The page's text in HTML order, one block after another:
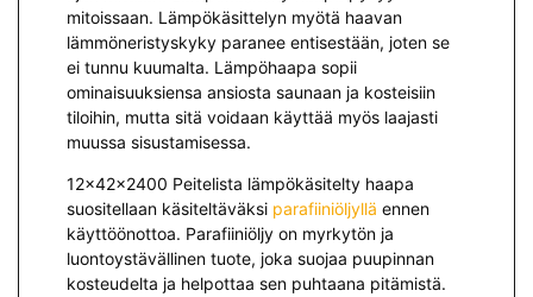
mitoissaan. Lämpökäsittelyn myötä haavan
lämmöneristyskyky paranee entisestään, joten se
ei tunnu kuumalta. Lämpöhaapa sopii
ominaisuuksiensa ansiosta saunaan ja kosteisiin
tiloihin, mutta sitä voidaan käyttää myös laajasti
muussa sisustamisessa.
12x42x2400 Peitelista lämpökäsitelty haapa
suositellaan käsiteltäväksi parafiiniöljyllä ennen
käyttöönottoa. Parafiiniöljy on myrkytön ja
luontoystävällinen tuote, joka suojaa puupinnan
kosteudelta ja helpottaa sen puhtaana pitämistä.